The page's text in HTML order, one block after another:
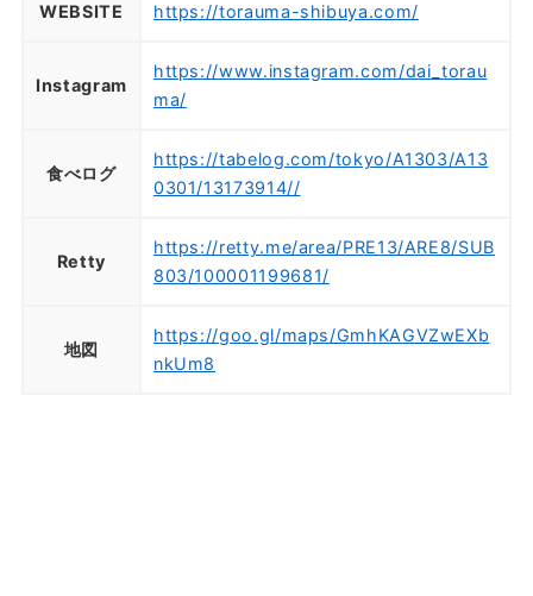
WEBSITE https://torauma-shibuya.com/
Instagram
https://www.instagram.com/dai_torau
ma/
食べログ
https://tabelog.com/tokyo/A1303/A13
0301/13173914//
Retty
https://retty.me/area/PRE13/ARE8/SUB
803/100001199681/
地図
https://goo.gl/maps/GmhKAGVZwEXb
nkUm8